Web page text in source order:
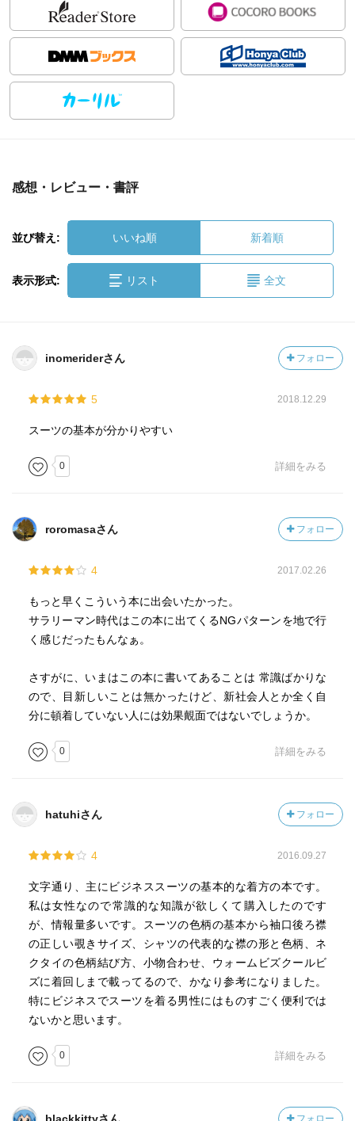
感想・レビュー・書評
並び替え: いいね順 新着順
表示形式: リスト 全文
inomeriderさん フォロー
5 2018.12.29
スーツの基本が分かりやすい
0 詳細をみる
roromasaさん フォロー
4 2017.02.26
もっと早くこういう本に出会いたかった。
サラリーマン時代はこの本に出てくるNGパターンを地で行
く感じだったもんなぁ。
さすがに、いまはこの本に書いてあることは 常識ばかりな
ので、目新しいことは無かったけど、新社会人とか全く自
分に頓着していない人には効果覿面ではないでしょうか。
0 詳細をみる
hatuhiさん フォロー
4 2016.09.27
文字通り、主にビジネススーツの基本的な着方の本です。
私は女性なので常識的な知識が欲しくて購入したのです
が、情報量多いです。スーツの色柄の基本から袖口後ろ襟
の正しい覗きサイズ、シャツの代表的な襟の形と色柄、ネ
クタイの色柄結び方、小物合わせ、ウォームビズクールビ
ズに着回しまで載ってるので、かなり参考になりました。
特にビジネスでスーツを着る男性にはものすごく便利では
ないかと思います。
0 詳細をみる
フォロー